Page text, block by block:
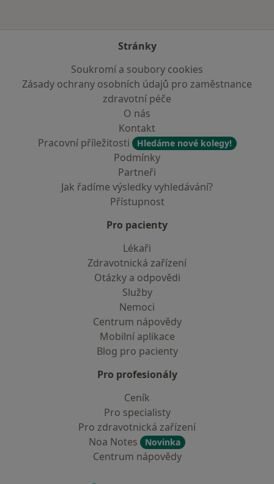
Stránky
Soukromí a soubory cookies
Zásady ochrany osobních údajů pro zaměstnance
zdravotní péče
O nás
Kontakt
Pracovní příležitosti
Hledáme nové kolegy!
Podmínky
Partneři
Jak řadíme výsledky vyhledávání?
Přístupnost
Pro pacienty
Lékaři
Zdravotnická zařízení
Otázky a odpovědi
Služby
Nemoci
Centrum nápovědy
Mobilní aplikace
Blog pro pacienty
Pro profesionály
Ceník
Pro specialisty
Pro zdravotnická zařízení
Noa Notes
Novinka
Centrum nápovědy